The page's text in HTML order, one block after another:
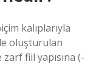
kalıplarıyla
oluşturulan
fiil yapısına (-